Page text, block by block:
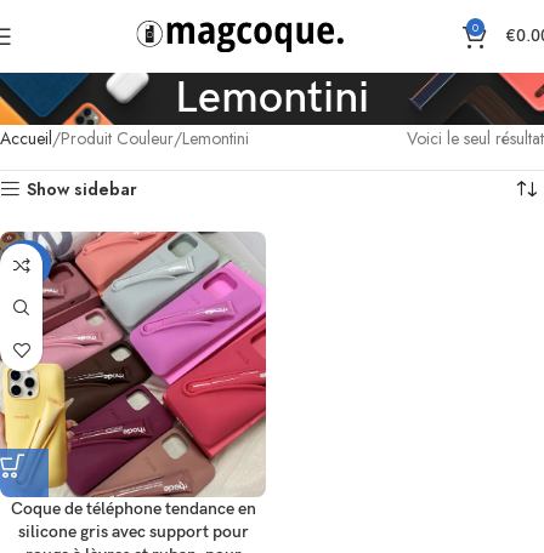
0 €
Lemontini
Accueil Produit Couleur Lemontini Voici le seul résultat
Show sidebar
-33%
Coque de téléphone tendance en
silicone gris avec support pour